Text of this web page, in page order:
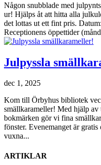
Någon snubblade med
ur! Hjälps åt att hitta alla
det lottas ut ett fint pris.
Receptionens öppettider
Julpyssla
dec 1, 2025
Kom till Örbyhus bibliotek
smällkarameller! Med hjälp av
bokmärken gör vi fina
fönster. Evenemanget är
vuxna...
ARTIKLAR